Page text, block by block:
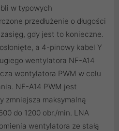
w typowych
przedłużenie o długości
gdy jest to konieczne.
a 4-pinowy kabel Y
wentylatora NF-A14
wentylatora PWM w celu
NF-A14 PWM jest
zmniejsza maksymalną
do 1200 obr./min. LNA
wentylatora ze stałą